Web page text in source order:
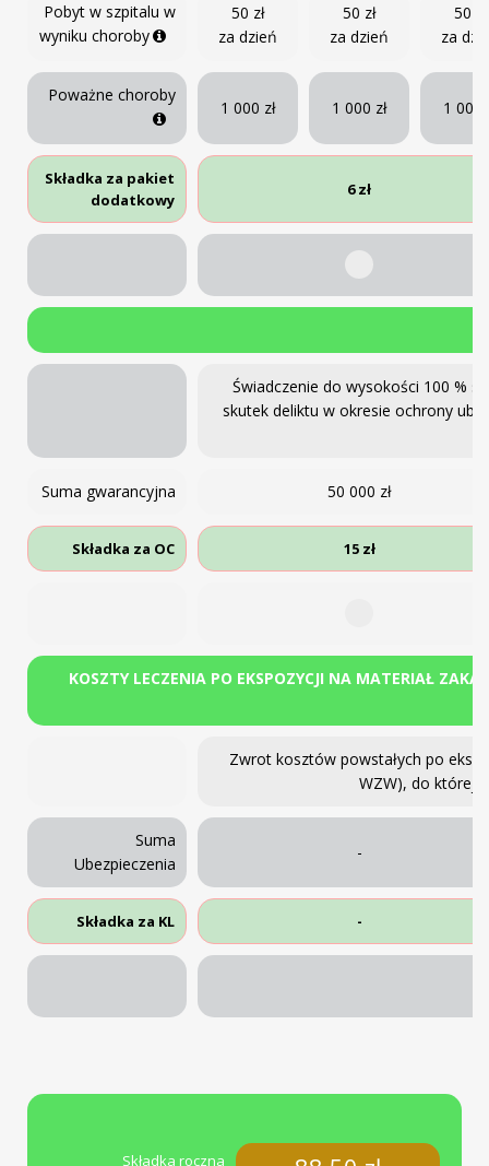
Pobyt w szpitalu w
wyniku choroby
50 zł
za dzień
50 zł
za dzień
50 zł
za
Poważne choroby
1 000 zł 1 000 zł 1 000
Składka za pakiet
dodatkowy
6 zł
Świadczenie do wysokości 100 %
skutek deliktu w okresie ochrony
Suma gwarancyjna 50 000 zł
Składka za OC 15 zł
KOSZTY LECZENIA PO EKSPOZYCJI NA MATERIAŁ
Zwrot kosztów powstałych po
WZW), do której
Suma
Ubezpieczenia
-
Składka za KL -
Składka roczna